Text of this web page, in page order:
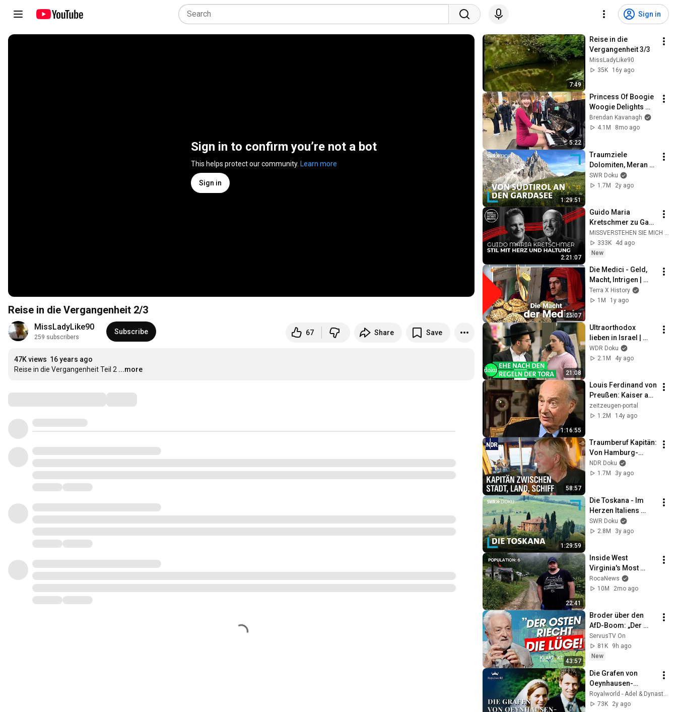
Sign in
Sign in to confirm you’re not a bot
This helps protect our community. Learn more
Sign in
Reise in die Vergangenheit 2/3
MissLadyLike90
259 subscribers
Subscribe 67 Share Save
47K views 16 years ago
Reise in die Vergangenheit Teil 2 ...more
7:49
Reise in die
Vergangenheit 3/3
MissLadyLike90
35K
16y ago
5:22
Princess Of Boogie
Woogie Delights
Everyone
Brendan Kavanagh
4.1M
8mo ago
1:29:51
Traumziele
Dolomiten, Meran
und Trentino: Von
Südtirol an den
SWR Doku
1.7M
2y ago
2:21:07
Guido Maria
Kretschmer zu Gast
bei Gregor Gysi
MISSVERSTEHEN SIE MICH RICHTIG
333K
4d ago
New
25:07
Die Medici - Geld,
Macht, Intrigen |
Terra X
Terra X History
1M
1y ago
21:08
Ultraorthodox
lieben in Israel |
WDR Doku
WDR Doku
2.1M
4y ago
1:16:55
Louis Ferdinand von
Preußen: Kaiser auf
Abruf
zeitzeugen-portal
1.2M
14y ago
58:57
Traumberuf Kapitän:
Von Hamburg-
Cranz nach
Casablanca | die
NDR Doku
1.7M
3y ago
1:29:59
Die Toskana - Im
Herzen Italiens
zwischen Florenz
und Elba | SWR Doku
SWR Doku
2.8M
3y ago
22:41
Inside West
Virginia's Most
Remote Holler
RocaNews
10M
2mo ago
43:57
Broder über den
AfD-Boom: „Der
Osten riecht die
Lüge“ | KLARTEXT
Deutschland
ServusTV On
81K
9h ago
New
Die Grafen von
Oeynhausen-
Sierstorpff |
Markante
73K
2y ago